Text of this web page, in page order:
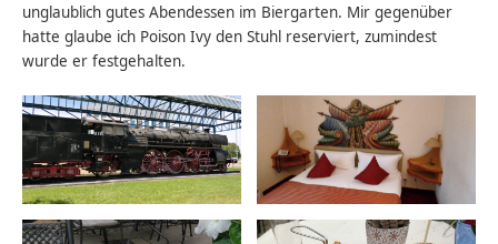
unglaublich gutes Abendessen im Biergarten. Mir gegenüber
hatte glaube ich Poison Ivy den Stuhl reserviert, zumindest
wurde er festgehalten.